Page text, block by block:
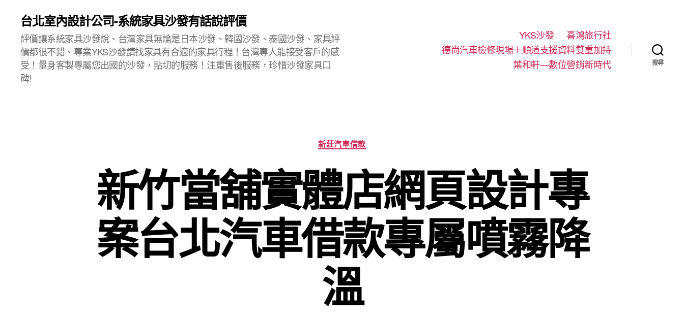
台北室內設計公司-系統家具沙發有話說評價
評價讓系統家具沙發說、台灣家具無論是日本沙發、韓國沙發、泰國沙發、家具評
價都很不錯、專業YKS沙發請找家具有合適的家具行程！台灣專人能接受客戶的感
受！量身客製專屬您出國的沙發，貼切的服務！注重售後服務，珍惜沙發家具口
碑!
YKS沙發
喜鴻旅行社
德尚汽車檢修現場＋順道支援資料雙重加持
葉和軒—數位營銷新時代
搜尋
分
類
新莊汽車借款
新竹當舖實體店網頁設計專
案台北汽車借款專屬噴霧降
溫